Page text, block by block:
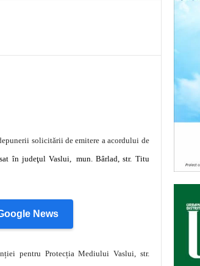
solicitării de emitere a acordului de
în judeţulVaslui, mun. Bârlad, str. Titu
News
pentru Protecția Mediului Vaslui, str.